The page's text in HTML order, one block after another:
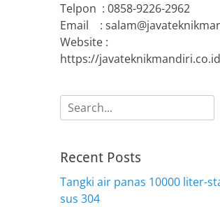
Telpon : 0858-9226-2962
Email :
Website :
https://javateknikmandiri.co.id
Search
for:
Recent Posts
Tangki air panas 10000 liter-
sus 304